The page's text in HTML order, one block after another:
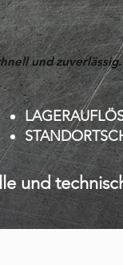
und
und